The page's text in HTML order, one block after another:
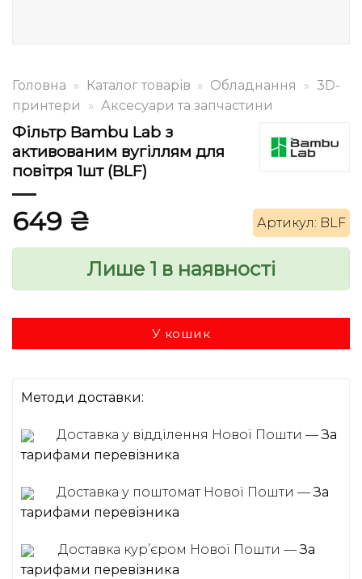
Головна » Каталог товарів » Обладнання » 3D-
принтери
» Аксесуари та запчастини
Фільтр Bambu Lab з
активованим вугіллям для
повітря 1шт (BLF)
Артикул: BLF
649 ₴
Лише 1 в наявності
У кошик
Методи доставки:
Доставка у відділення Нової Пошти —За
тарифами перевізника
Доставка у поштомат Нової Пошти —За
тарифами перевізника
Доставка курʼєром Нової Пошти —За
тарифами перевізника